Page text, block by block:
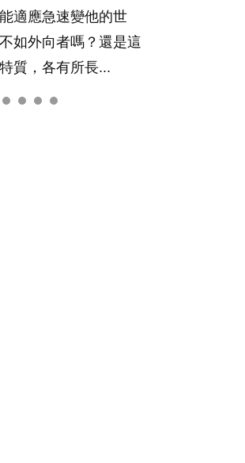
適應急速變他的世
如外向者嗎？還是這
質，各有所長...